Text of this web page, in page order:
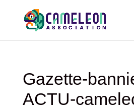
Gazette-
ACTU-